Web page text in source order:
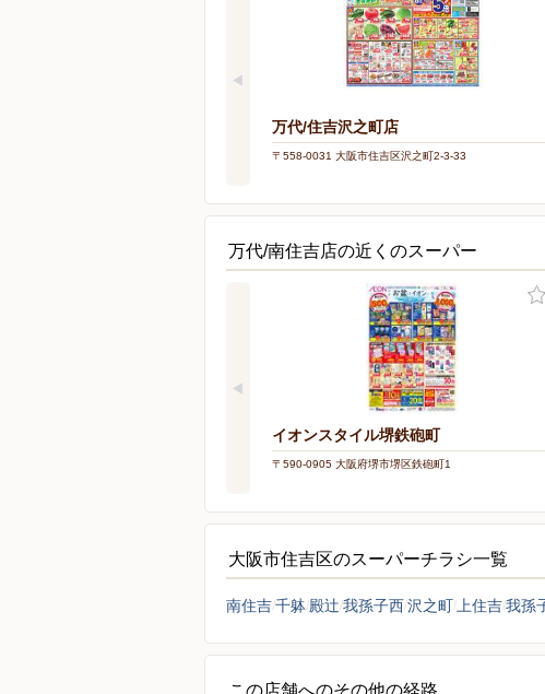
万代/住吉沢之町店
〒558-0031 大阪市住吉区沢之町2-3-33
万代/南住吉店の近くのスーパー
イオンスタイル堺鉄砲町
〒590-0905 大阪府堺市堺区鉄砲町1
大阪市住吉区のスーパーチラシ一覧
南住吉千躰 殿辻 我孫子西沢之町 上住吉我孫
この店舗へのその他の経路